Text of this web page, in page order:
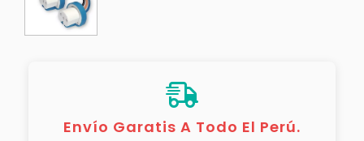
Envío Garatis A Todo El Perú.